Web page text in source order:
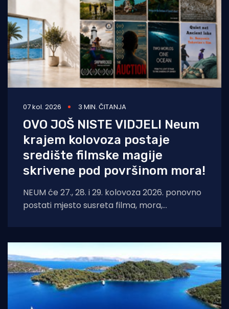
07 kol. 2026 3 MIN. ČITANJA
OVO JOŠ NISTE VIDJELI Neum
krajem kolovoza postaje
središte filmske magije
skrivene pod površinom mora!
NEUM će 27., 28. i 29. kolovoza 2026. ponovno
postati mjesto susreta filma, mora,